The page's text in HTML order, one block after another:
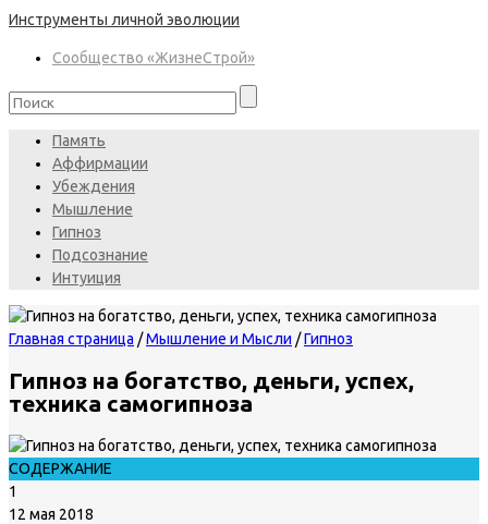
Инструменты личной эволюции
Сообщество «ЖизнеСтрой»
Память
Аффирмации
Убеждения
Мышление
Гипноз
Подсознание
Интуиция
Главная страница /Мышление и Мысли /Гипноз
Гипноз на богатство, деньги, успех,
техника самогипноза
СОДЕРЖАНИЕ
1
12 мая 2018